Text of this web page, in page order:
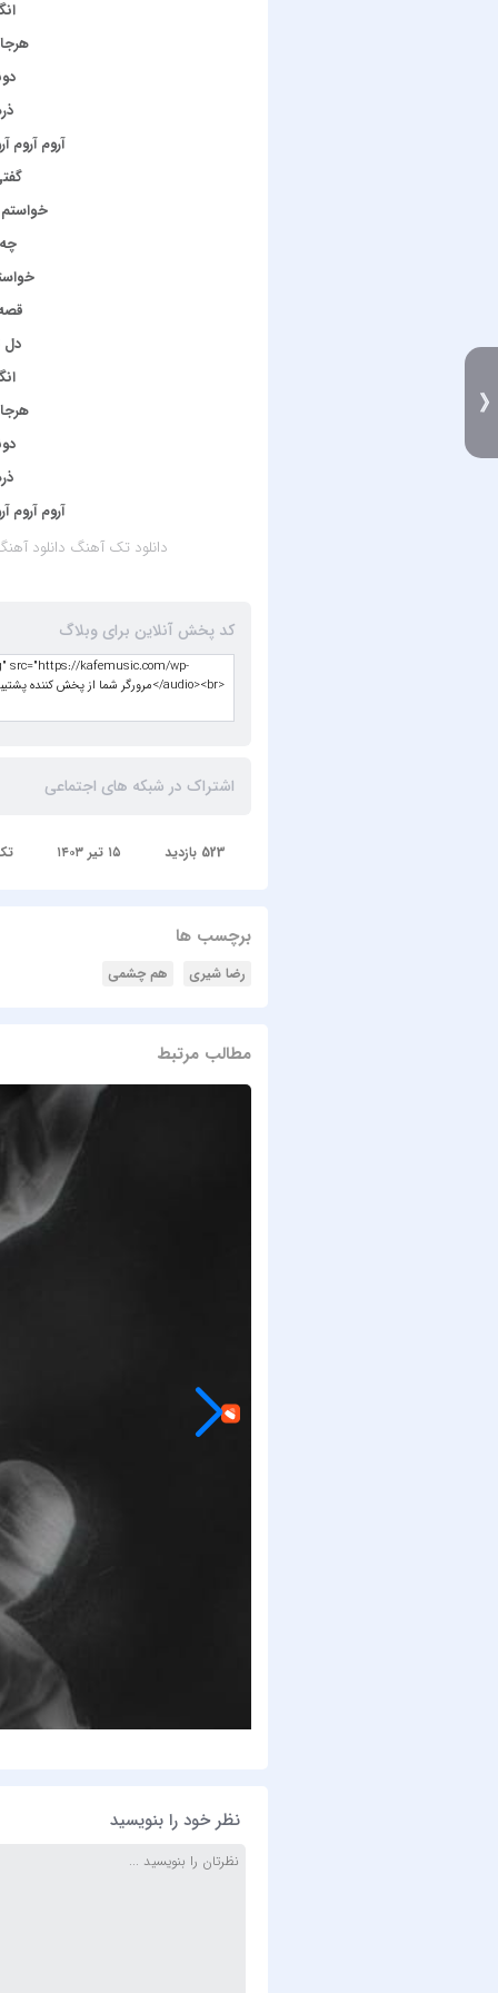
آروم آروم
دل
آروم آروم
دانلود تک آهنگ دانلود
کد پخش آنلاین برای وبلاگ
اشتراک در شبکه های اجتماعی
523 بازدید ۱۵ تیر ۱۴۰۳
برچسب ها
رضا شیری هم چشمی
مطالب مرتبط
نظر خود را بنویسید